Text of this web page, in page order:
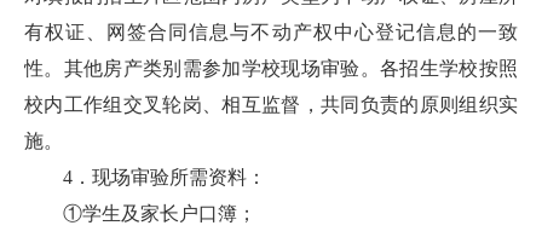
有权证、网签合同信息与不动产权中心登记信息的一致
性。其他房产类别需参加学校现场审验。各招生学校按照
校内工作组交叉轮岗、相互监督，共同负责的原则组织实
施。
4．现场审验所需资料：
①学生及家长户口簿；